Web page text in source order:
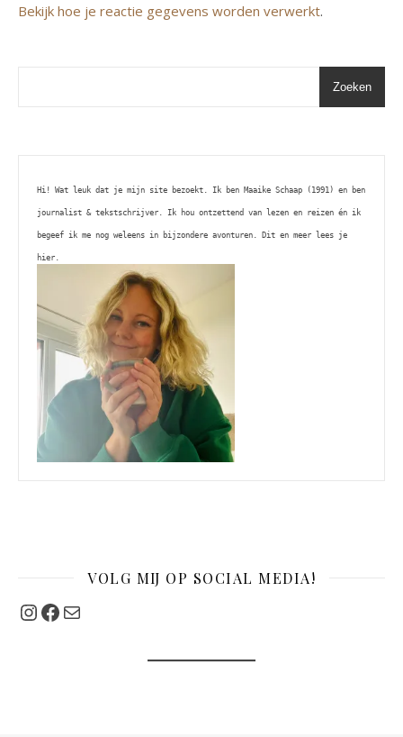
Bekijk hoe je reactie gegevens worden verwerkt.
Zoeken
Hi! Wat leuk dat je mijn site bezoekt. Ik ben Maaike Schaap (1991) en ben
journalist & tekstschrijver. Ik hou ontzettend van lezen en reizen én ik
begeef ik me nog weleens in bijzondere avonturen. Dit en meer lees je
hier.
VOLG MIJ OP SOCIAL MEDIA!
Instagram
Facebook
Mail